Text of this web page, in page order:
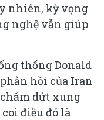
nhiên, kỳ vọng
nghệ vẫn giúp
thống Donald
hồi của Iran
dứt xung
điều đó là